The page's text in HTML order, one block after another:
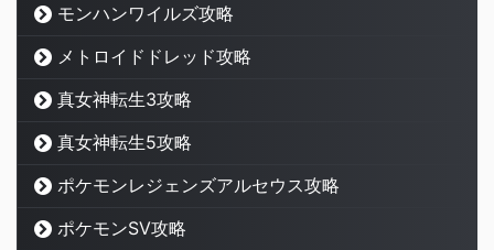
モンハンワイルズ攻略
メトロイドドレッド攻略
真女神転生3攻略
真女神転生5攻略
ポケモンレジェンズアルセウス攻略
ポケモンSV攻略